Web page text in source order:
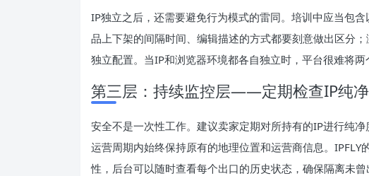
IP独立之后，还需要避免行为模式的雷同。培训中应当包
品上下架的间隔时间、编辑描述的方式都要刻意做出区分
独立配置。当IP和浏览器环境都各自独立时，平台很难将两
第三层：持续监控层——定期检查IP纯
安全不是一次性工作。建议卖家定期对所持有的IP进行纯
运营周期内始终保持原有的地理位置和运营商信息。
性，后台可以随时查看每个出口的历史状态，确保隔离未曾